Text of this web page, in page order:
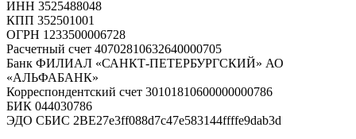
ИНН 3525488048
КПП 352501001
ОГРН 1233500006728
Расчетный счет 40702810632640000705
Банк ФИЛИАЛ «САНКТ-ПЕТЕРБУРГСКИЙ» АО
«АЛЬФАБАНК»
Корреспондентский счет 30101810600000000786
БИК 044030786
ЭДО СБИС 2BE27e3ff088d7c47e583144ffffe9dab3d